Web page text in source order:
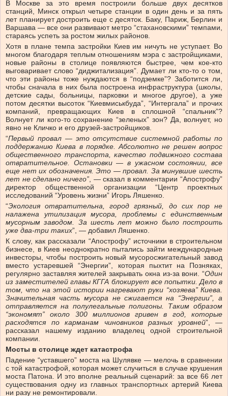
В Москве за это время построили больше двух десятков
станций, Минск открыл четыре станции в один день и за пять
лет планирует достроить еще с десяток. Баку, Париж, Берлин и
Варшава — все они развивают метро “стахановскими” темпами,
стараясь успеть за ростом жилых районов.
Хотя в плане темпа застройки Киев им ничуть не уступает. Во
многом благодаря теплым отношениям мэра с застройщиками,
новые районы в столице появляются быстрее, чем кое-кто
выговаривает слово “диджитализация”. Думает ли кто-то о том,
что эти районы тоже нуждаются в “подземке”? Заботится ли,
чтобы сначала в них была построена инфраструктура (школы,
детские сады, больницы, парковки и многое другое), а уже
потом десятки высоток “Киевмиськбуда”, “Интергала” и прочих
компаний, превращающих Киев в сплошной “спальник”?
Волнует ли кого-то сохранение “зеленых” зон? Да, волнует, но
явно не Кличко и его друзей-застройщиков.
“Первый провал — это отсутствие системной работы по
поддержанию Киева в порядке. Абсолютно не решен вопрос
общественного транспорта, качество подвижного состава
отвратительное. Остановки — в ужасном состоянии, все
еще нет их обозначения. Это — провал. За минувшие шесть
лет не сделано ничего”, — сказал в комментарии “Апострофу”
директор общественной организации “Центр проектных
исследований “Уровень жизни” Игорь Ляшенко.
“Экология отвратительна, город грязный, до сих пор не
налажена утилизация мусора, проблемы с единственным
мусорным заводом. За шесть лет можно было построить
уже два-три таких”, — добавил Ляшенко.
К слову, как рассказали “Апострофу” источники в строительном
бизнесе, в Киев неоднократно пытались зайти международные
инвесторы, чтобы построить новый мусоросжигательный завод
вместо устаревшей “Энергии”, которая пыхтит на Позняках,
регулярно заставляя жителей закрывать окна из-за вони. “Один
из заместителей главы КГГА блокирует все попытки. Дело в
том, что на этой истории нагревают руки “хозяева” Киева.
Значительная часть мусора не сжигается на “Энергии”, а
отправляется на полулегальные полигоны. Таким образом
“экономят” около 300 миллионов гривен в год, которые
расходятся по карманам чиновников разных уровней”, —
рассказал нашему изданию владелец одной строительной
компании.
Мосты в столице ждет катастрофа
Падение “уставшего” моста на Шулявке — мелочь в сравнении
с той катастрофой, которая может случиться в случае крушения
моста Патона. И это вполне реальный сценарий: за все 66 лет
существования одну из главных транспортных артерий Киева
ни разу не ремонтировали.